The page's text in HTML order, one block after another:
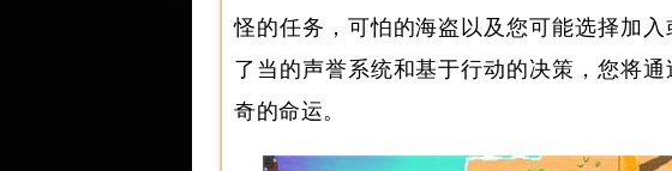
怪的任务，可怕的海盗以及您可能选择加
了当的声誉系统和基于行动的决策，您将
奇的命运。